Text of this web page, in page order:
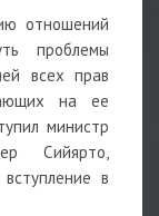
отношений
проблемы
всех прав
на ее
министр
Сийярто,
в